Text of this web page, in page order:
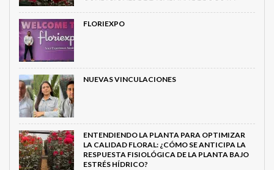
FLORIEXPO
NUEVAS VINCULACIONES
ENTENDIENDO LA PLANTA PARA OPTIMIZAR
LA CALIDAD FLORAL: ¿CÓMO SE ANTICIPA LA
RESPUESTA FISIOLÓGICA DE LA PLANTA BAJO
ESTRÉS HÍDRICO?